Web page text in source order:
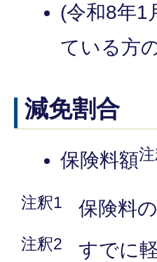
(令和8年1
ている方
減免割合
保険料額
注釈1 保険料
注釈2 すでに